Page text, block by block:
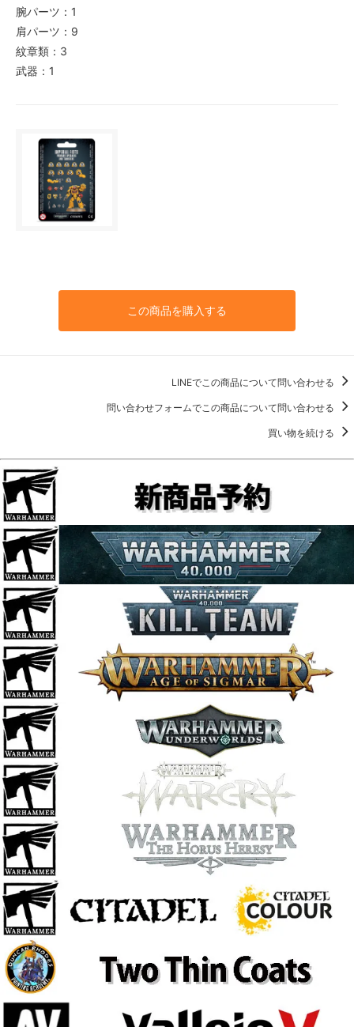
腕パーツ：1
肩パーツ：9
紋章類：3
武器：1
この商品を購入する
LINEでこの商品について問い合わせる
問い合わせフォームでこの商品について問い合わせる
買い物を続ける